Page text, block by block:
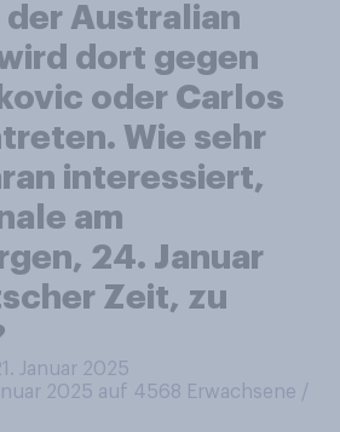
der Australian
dort gegen
oder Carlos
Wie sehr
interessiert,
am
24. Januar
Zeit, zu
Januar 2025
2025 auf 4568 Erwachsene /